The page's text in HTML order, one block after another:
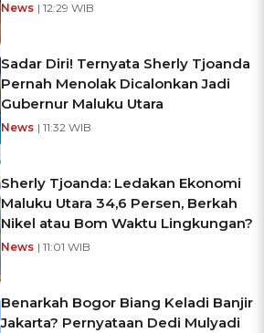
News | 12:29 WIB
Sadar Diri! Ternyata Sherly Tjoanda
Pernah Menolak Dicalonkan Jadi
Gubernur Maluku Utara
News | 11:32 WIB
Sherly Tjoanda: Ledakan Ekonomi
Maluku Utara 34,6 Persen, Berkah
Nikel atau Bom Waktu Lingkungan?
News | 11:01 WIB
Benarkah Bogor Biang Keladi Banjir
Jakarta? Pernyataan Dedi Mulyadi